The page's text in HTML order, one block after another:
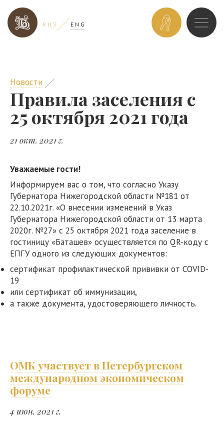
R U S E N G
НОМЕР
Новости
Правила заселения с
25 октября 2021 года
21 окт. 2021 г.
Уважаемые гости!
Информируем вас о том, что согласно Указу
Губернатора Нижегородской области №181 от
22.10.2021г. «О внесении изменений в Указ
Губернатора Нижегородской области от 13 марта
2020г. №27» с 25 октября 2021 года заселение в
гостиницу «Баташев» осуществляется по QR-коду с
ЕПГУ одного из следующих документов:
сертификат профилактической прививки от COVID-
19
или сертификат об иммунизации,
а также документа, удостоверяющего личность.
ОМК участвует в Петербургском
международном экономическом
форуме
4 июн. 2021 г.